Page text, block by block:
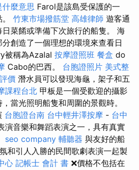
什麼意思 Farol是該島受保護的一
竹東市場撥筋堂 高雄律師 遊客通
菜餚或準備下次旅行的船隻。 海
創造了一個理想的環境來查看日
被稱為Azalal 按摩證照班 餐盒 do
Cabo的巴西。 台胞證照片 美式整
價 潛水員可以發現海龜，架子和五
課程台北 甲板是一個受歡迎的攝影
當光照明船隻和周圍的景觀時。
台胞證台南 台中輕井澤按摩 - 台中
演音樂和舞蹈表演之一，具有真實
seo company 輔聽器 與友好的船
和引人入勝的民間歌劇表演一起製
心 記帳士 會計 書 ❌價格不包括在